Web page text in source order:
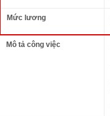
Mức lương
Mô tả công việc